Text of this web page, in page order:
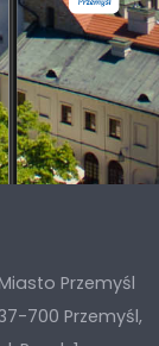
Przemyśl
700 Przemyśl,